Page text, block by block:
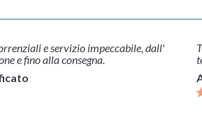
prodotto che cercavo, un buon prezzo
brevissimi spedizione brevissimi